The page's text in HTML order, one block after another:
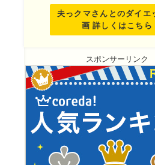
夫っクマさんとのダイエ
画 詳しくはこちら
スポンサーリンク